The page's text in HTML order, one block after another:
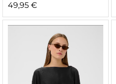
49,95 €